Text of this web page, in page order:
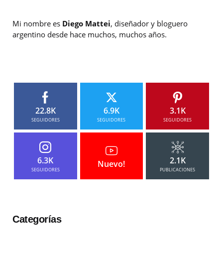
Mi nombre es Diego Mattei, diseñador y bloguero
argentino desde hace muchos, muchos años.
22.8K
SEGUIDORES
6.9K
SEGUIDORES
3.1K
SEGUIDORES
6.3K
SEGUIDORES
Nuevo! 2.1K
PUBLICACIONES
Categorías